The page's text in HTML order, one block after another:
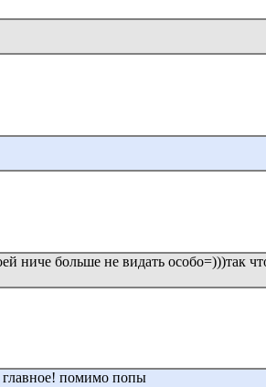
ниче больше не видать особо=)))так
главное! помимо попы